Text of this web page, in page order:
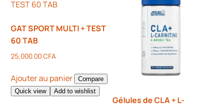
GAT SPORT MULTI + TEST
60 TAB
25,000.00CFA
Ajouter au panier
Compare
Quick view
Add to wishlist
Gélules de CLA + L-